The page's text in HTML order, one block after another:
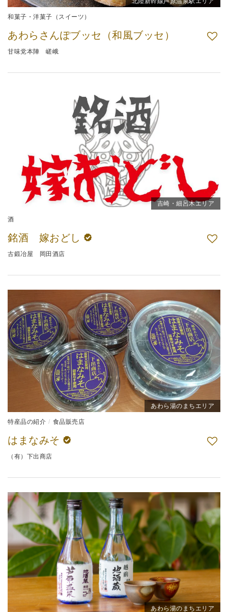
和菓子・洋菓子（スイーツ）
あわらさんぽブッセ（和風ブッセ）
甘味党本陣 嵯峨
吉崎・細呂木エリア
酒
銘酒 嫁おどし
古鍛冶屋 岡田酒店
あわら湯のまちエリア
特産品の紹介 食品販売店
はまなみそ
（有）下出商店
あわら湯のまちエリア